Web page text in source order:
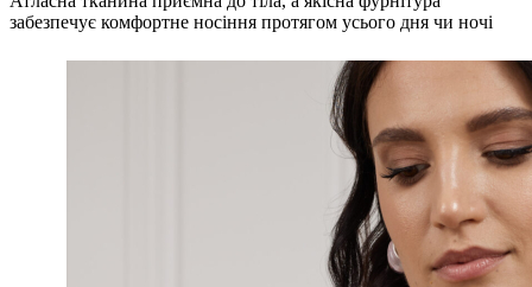
забезпечує комфортне носіння протягом усього дня чи ночі